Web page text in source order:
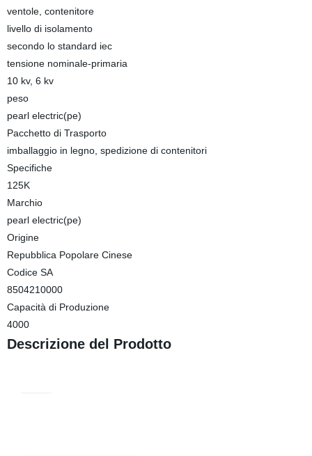
ventole, contenitore
livello di isolamento
secondo lo standard iec
tensione nominale-primaria
10 kv, 6 kv
peso
pearl electric(pe)
Pacchetto di Trasporto
imballaggio in legno, spedizione di contenitori
Specifiche
125K
Marchio
pearl electric(pe)
Origine
Repubblica Popolare Cinese
Codice SA
8504210000
Capacità di Produzione
4000
Descrizione del Prodotto